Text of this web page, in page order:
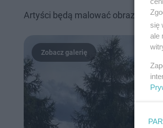
Artyści będą malować obrazy w
się
ale